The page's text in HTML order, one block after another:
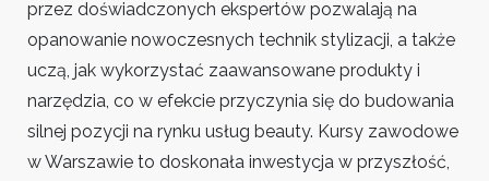
przez doświadczonych ekspertów pozwalają na
opanowanie nowoczesnych technik stylizacji, a także
uczą, jak wykorzystać zaawansowane produkty i
narzędzia, co w efekcie przyczynia się do budowania
silnej pozycji na rynku usług beauty. Kursy zawodowe
w Warszawie to doskonała inwestycja w przyszłość,